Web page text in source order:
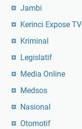
Jambi
Kerinci Expose TV
Kriminal
Legislatif
Media Online
Medsos
Nasional
Otomotif